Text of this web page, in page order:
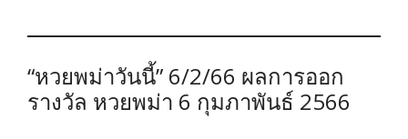
“หวยพม่าวันนี้” 6/2/66 ผลการออก
รางวัล หวยพม่า 6 กุมภาพันธ์ 2566